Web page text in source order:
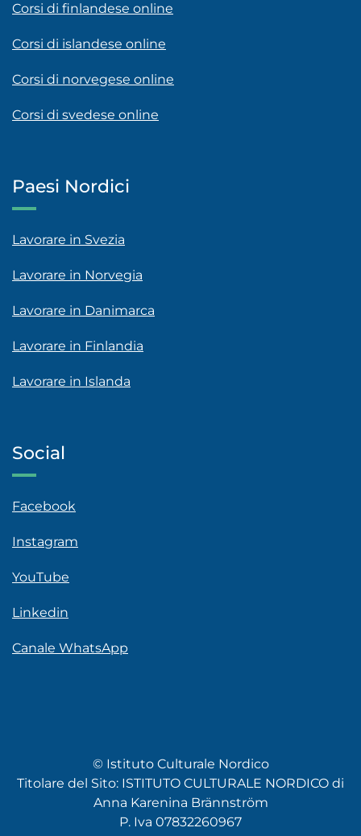
Corsi di finlandese online
Corsi di islandese online
Corsi di norvegese online
Corsi di svedese online
Paesi Nordici
Lavorare in Svezia
Lavorare in Norvegia
Lavorare in Danimarca
Lavorare in Finlandia
Lavorare in Islanda
Social
Facebook
Instagram
YouTube
Linkedin
Canale WhatsApp
© Istituto Culturale Nordico
Titolare del Sito: ISTITUTO CULTURALE NORDICO di
Anna Karenina Brännström
P. Iva 07832260967